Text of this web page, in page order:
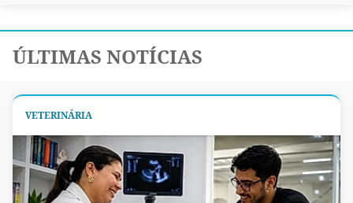
ÚLTIMAS NOTÍCIAS
VETERINÁRIA